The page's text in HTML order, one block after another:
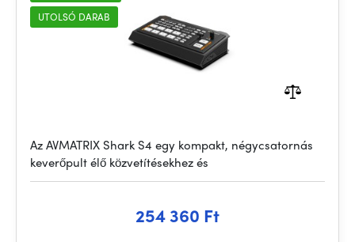
UTOLSÓ DARAB
Az AVMATRIX Shark S4 egy kompakt, négycsatornás
keverőpult élő közvetítésekhez és
254 360 Ft